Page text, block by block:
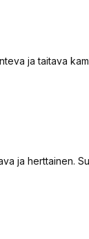
ja taitava
ja herttainen.